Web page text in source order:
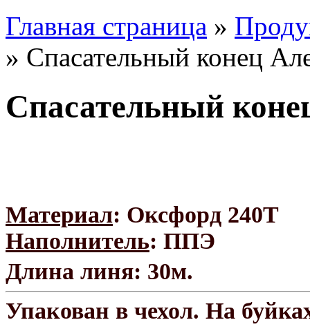
Главная страница »
» Спасательный конец
Спасательный
Материал: Оксфорд 240Т
Наполнитель: ППЭ
Длина линя: 30м.
Упакован в чехол. На